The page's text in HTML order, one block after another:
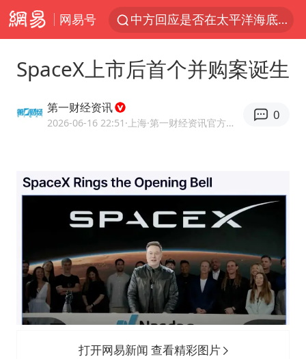
网易号
中方回应是否在太平洋海底开采稀土
宇树科技发行价格150.80元/股
五粮液渠道价一箱上涨近百元
吉林一“温度计大楼”读数爆表
“深圳地面沉降致车辆损坏”不实
泰国一女公务员妆容引争议 本人回应
女子利用漏洞0元薅走3000多件家电
SpaceX上市后首个并购案诞生
第一财经资讯
2026-06-16 22:51 ·上海 ·第一财经资讯官方网易号
0
打开网易新闻 查看精彩图片